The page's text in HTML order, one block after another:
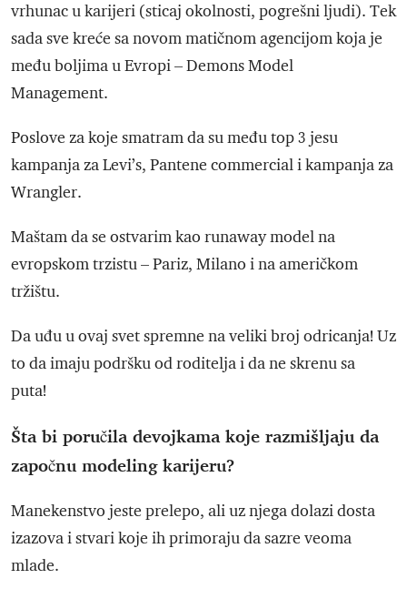
vrhunac u karijeri (sticaj okolnosti, pogrešni ljudi). Tek
sada sve kreće sa novom matičnom agencijom koja je
među boljima u Evropi – Demons Model
Management.
Poslove za koje smatram da su među top 3 jesu
kampanja za Levi’s, Pantene commercial i kampanja za
Wrangler.
Maštam da se ostvarim kao runaway model na
evropskom trzistu – Pariz, Milano i na američkom
tržištu.
Da uđu u ovaj svet spremne na veliki broj odricanja! Uz
to da imaju podršku od roditelja i da ne skrenu sa
puta!
Šta bi poručila devojkama koje razmišljaju da
započnu modeling karijeru?
Manekenstvo jeste prelepo, ali uz njega dolazi dosta
izazova i stvari koje ih primoraju da sazre veoma
mlade.